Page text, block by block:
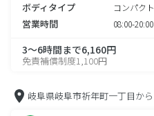
ボディタイプ コンパクト
営業時間 08:00-20:00
3～6時間まで6,160円
免責補償制度1,100円
岐阜県岐阜市祈年町一丁目から